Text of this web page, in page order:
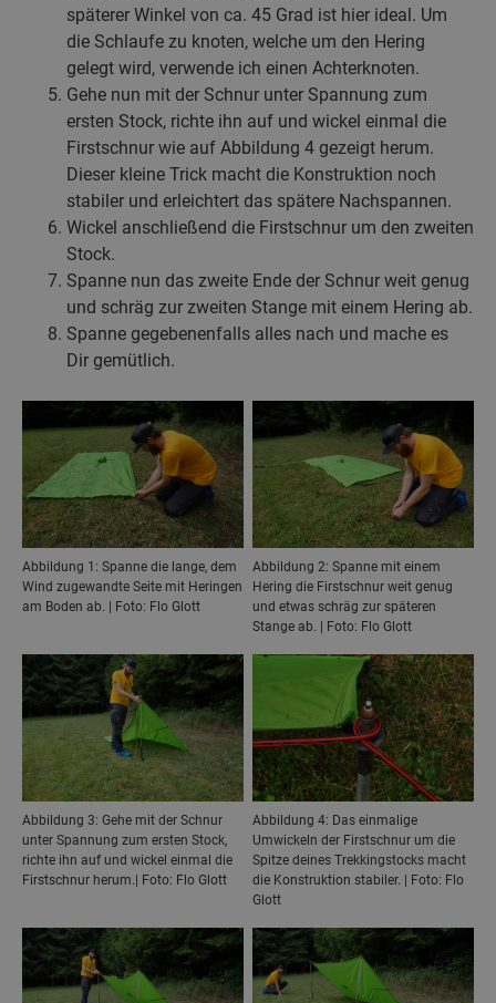
späterer Winkel von ca. 45 Grad ist hier ideal. Um
die Schlaufe zu knoten, welche um den Hering
gelegt wird, verwende ich einen Achterknoten.
Gehe nun mit der Schnur unter Spannung zum
ersten Stock, richte ihn auf und wickel einmal die
Firstschnur wie auf Abbildung 4 gezeigt herum.
Dieser kleine Trick macht die Konstruktion noch
stabiler und erleichtert das spätere Nachspannen.
Wickel anschließend die Firstschnur um den zweiten
Stock.
Spanne nun das zweite Ende der Schnur weit genug
und schräg zur zweiten Stange mit einem Hering ab.
Spanne gegebenenfalls alles nach und mache es
Dir gemütlich.
Abbildung 1: Spanne die lange, dem
Wind zugewandte Seite mit Heringen
am Boden ab. | Foto: Flo Glott
Abbildung 2: Spanne mit einem
Hering die Firstschnur weit genug
und etwas schräg zur späteren
Stange ab. | Foto: Flo Glott
Abbildung 3: Gehe mit der Schnur
unter Spannung zum ersten Stock,
richte ihn auf und wickel einmal die
Firstschnur herum.| Foto: Flo Glott
Abbildung 4: Das einmalige
Umwickeln der Firstschnur um die
Spitze deines Trekkingstocks macht
die Konstruktion stabiler. | Foto: Flo
Glott